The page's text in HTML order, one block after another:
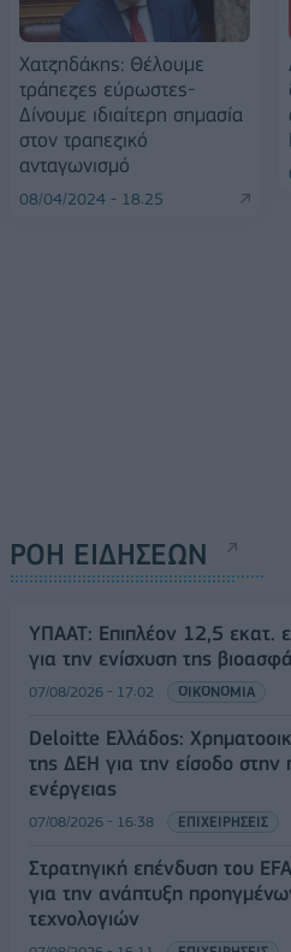
Χατζηδάκης: Θέλουμε
τράπεζες εύρωστες-
Δίνουμε ιδιαίτερη σημασία
στον τραπεζικό
ανταγωνισμό
08/04/2024 - 18:25
ΡΟΗ ΕΙΔΗΣΕΩΝ
ΥΠΑΑΤ: Επιπλέον 12,5 εκατ.
για την ενίσχυση της
07/08/2026 - 17:02 ΟΙΚΟΝΟΜΙΑ
Deloitte Ελλάδος:
της ΔΕΗ για την είσοδο
ενέργειας
07/08/2026 - 16:38 ΕΠΙΧΕΙΡΗΣΕΙΣ
Στρατηγική επένδυση του
για την ανάπτυξη
τεχνολογιών